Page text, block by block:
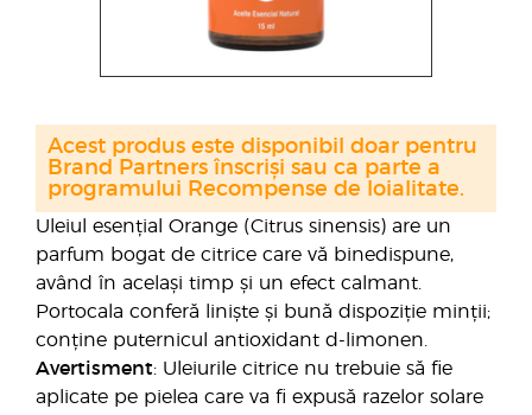
Uleiul esențial Orange (Citrus sinensis) are un
parfum bogat de citrice care vă binedispune,
având în același timp și un efect calmant.
Portocala conferă liniște și bună dispoziție minții;
conține puternicul antioxidant d-limonen.
Avertisment: Uleiurile citrice nu trebuie să fie
aplicate pe pielea care va fi expusă razelor solare
Acest produs este disponibil doar pentru
Brand Partners înscriși sau ca parte a
programului Recompense de loialitate.